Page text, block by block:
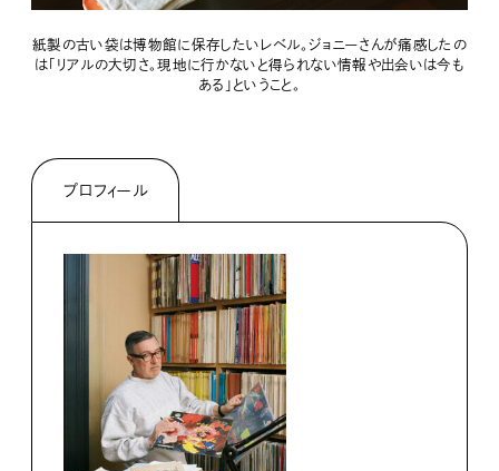
紙製の古い袋は博物館に保存したいレベル。ジョニーさんが痛感したの
は「リアルの大切さ。現地に行かないと得られない情報や出会いは今も
ある」ということ。
プロフィール